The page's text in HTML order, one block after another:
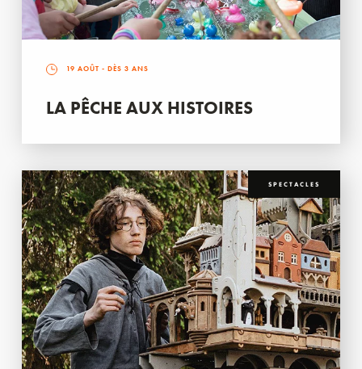
19 AOÛT - DÈS 3 ANS
LA PÊCHE AUX HISTOIRES
SPECTACLES